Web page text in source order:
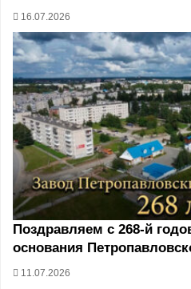
16.07.2026
Поздравляем с 268-й
основания
11.07.2026